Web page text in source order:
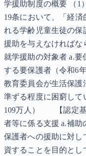
学援助制度の概要 （1
19条において、「経
れる学齢児童生徒の
援助を与えなければな
就学援助の対象者 a.
する要保護者（令和6
教育委員会が生活保護
準ずる程度に困窮し
109万人） 【認定基
者等に係る支援 a.補
保護者への援助に対し
資することを目的と